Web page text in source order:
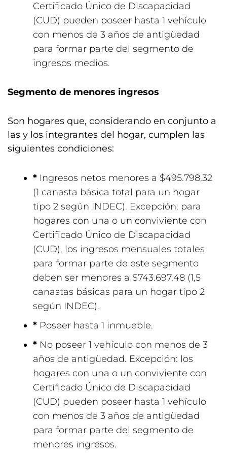
Certificado Único de Discapacidad
(CUD) pueden poseer hasta 1 vehículo
con menos de 3 años de antigüedad
para formar parte del segmento de
ingresos medios.
Segmento de menores ingresos
Son hogares que, considerando en conjunto a
las y los integrantes del hogar, cumplen las
siguientes condiciones:
* Ingresos netos menores a $495.798,32
(1 canasta básica total para un hogar
tipo 2 según INDEC). Excepción: para
hogares con una o un conviviente con
Certificado Único de Discapacidad
(CUD), los ingresos mensuales totales
para formar parte de este segmento
deben ser menores a $743.697,48 (1,5
canastas básicas para un hogar tipo 2
según INDEC).
* Poseer hasta 1 inmueble.
* No poseer 1 vehículo con menos de 3
años de antigüedad. Excepción: los
hogares con una o un conviviente con
Certificado Único de Discapacidad
(CUD) pueden poseer hasta 1 vehículo
con menos de 3 años de antigüedad
para formar parte del segmento de
menores ingresos.